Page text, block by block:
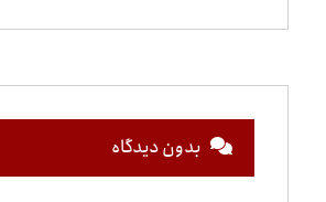
بدون دیدگاه